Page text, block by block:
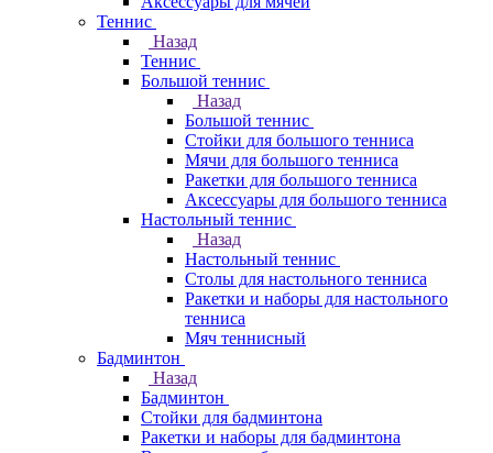
Теннис
Назад
Теннис
Большой теннис
Назад
Большой теннис
Стойки для большого тенниса
Мячи для большого тенниса
Ракетки для большого тенниса
Аксессуары для большого тенниса
Настольный теннис
Назад
Настольный теннис
Столы для настольного тенниса
Ракетки и наборы для настольного
тенниса
Мяч теннисный
Бадминтон
Назад
Бадминтон
Стойки для бадминтона
Ракетки и наборы для бадминтона